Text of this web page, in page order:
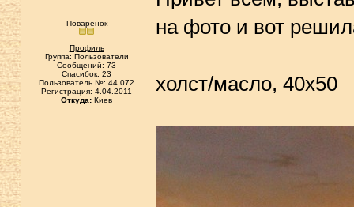
Поварёнок
Профиль
Группа: Пользователи
Сообщений: 73
Спасибок: 23
Пользователь №: 44 072
Регистрация: 4.04.2011
Откуда: Киев
на фото и вот
холст/масло, 40х50